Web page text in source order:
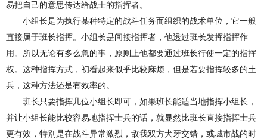
易把自己的意思传达给战士的指挥者。
小组长是为执行某种特定的战斗任务而组织的战术单位，它一般
直接属于班长指挥。小组长是间接指挥者，他透过班长发挥指挥作
用。所以无论有多么急的事，原则上他都要通过班长行使一定的指挥
权。这种指挥方式，初看起来似乎比较麻烦，但是若要指挥较多的土
兵，这种方法还是有效率的。
班长只要指挥几位小组长即可，如果班长能适当地指挥小组长，
并让小组长能比较容易地指挥士兵的话，就显然比班长直接指挥士兵
更有效，特别是在战斗异常激烈，敌我双方犬牙交错，或城市战的时